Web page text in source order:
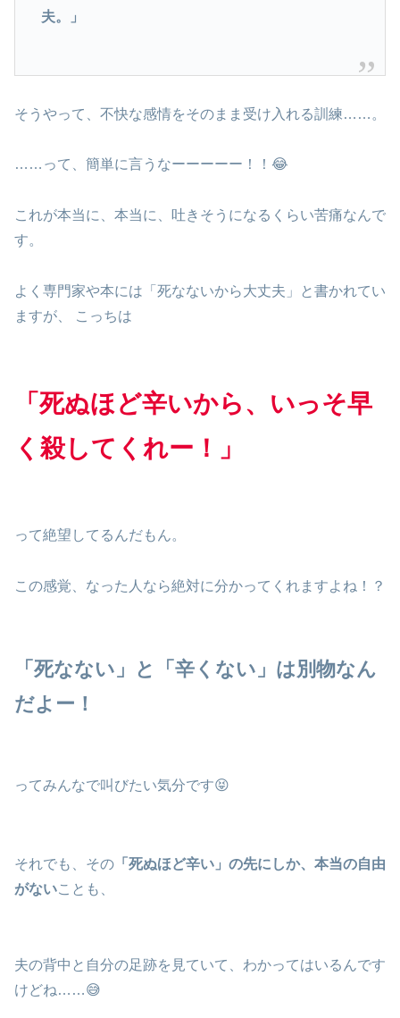
夫。」
そうやって、不快な感情をそのまま受け入れる訓練……。
……って、簡単に言うなーーーーー！！😂
これが本当に、本当に、吐きそうになるくらい苦痛なんで
す。
よく専門家や本には「死なないから大丈夫」と書かれてい
ますが、 こっちは
「死ぬほど辛いから、いっそ早
く殺してくれー！」
って絶望してるんだもん。
この感覚、なった人なら絶対に分かってくれますよね！？
「死なない」と「辛くない」は別物なん
だよー！
ってみんなで叫びたい気分です😝
それでも、その 「死ぬほど辛い」の先にしか、本当の自由
がないことも、
夫の背中と自分の足跡を見ていて、わかってはいるんです
けどね……😅